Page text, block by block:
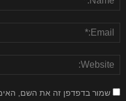
שמור בדפדפן זה את השם,